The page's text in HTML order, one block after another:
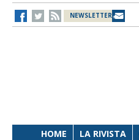
NEWSLETTER
HOME LA RIVISTA